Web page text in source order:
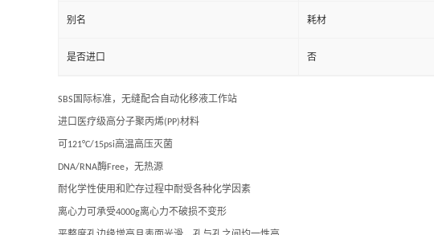
别名 耗材
是否进口 否
SBS国际标准，无缝配合自动化移液工作站
进口医疗级高分子聚丙烯(PP)材料
可121°C/15psi高温高压灭菌
DNA/RNA酶Free，无热源
耐化学性使用和贮存过程中耐受各种化学因素
离心力可承受4000g离心力不破损不变形